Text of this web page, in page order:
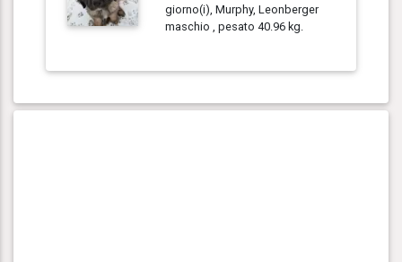
giorno(i), Murphy, Leonberger
maschio , pesato 40.96 kg.